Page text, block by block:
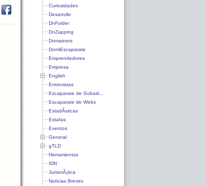
Curiosidades
Desarrollo
DnFolder
DnZapping
Domainers
DomiEscaparate
Emprendedores
Empresa
English
Entrevistas
Escaparate de Subast...
Escaparate de Webs
EstadÃ­sticas
Estafas
Eventos
General
gTLD
Herramientas
IDN
JurismÃ¡tica
Noticias Breves